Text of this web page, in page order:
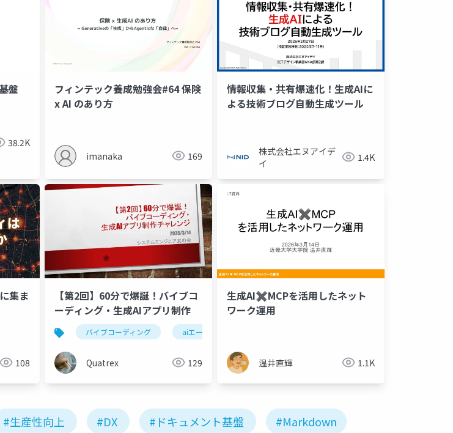
盤
38.2K
フィンテック養成勉強会#64 保険
x AI のあり方
imanaka 169
情報収集・共有爆速化！生成AIに
よる技術ブログ自動生成ツール
株式会社エヌアイデ
イ
1.4K
集ま
108
【第2回】60分で爆誕！バイブコ
ーディング・生成AIアプリ制作
バイブコーディング aiエージェント
Quatrex 129
生成AI✖️MCPを活用したネット
ワーク運用
温井直輝 1.1K
#生産性向上 #DX #ドキュメント基盤 #Markdown